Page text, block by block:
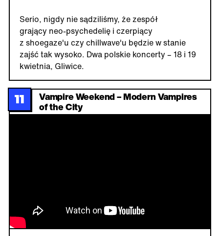
Serio, nigdy nie sądziliśmy, że zespół
grający neo-psychedelię i czerpiący
z shoegaze'u czy chillwave'u będzie w stanie
zajść tak wysoko. Dwa polskie koncerty – 18 i 19
kwietnia, Gliwice.
11
Vampire Weekend – Modern Vampires
of the City